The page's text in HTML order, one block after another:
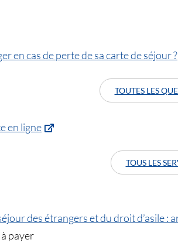
en cas de perte de sa carte de séjour ?
TOUTES LES
en ligne
TOUS LES
des étrangers et du droit d’asile :
payer